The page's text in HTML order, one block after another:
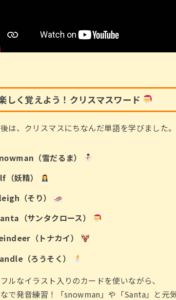
しく覚えよう！クリスマスワード
は、クリスマスにちなんだ単語を学びました
（雪だるま）
（妖精）
（そり）
（サンタクロース）
（トナカイ）
（ろうそく）
ルなイラスト入りのカードを使いながら、
で発音練習！「snowman」や「Santa」と元